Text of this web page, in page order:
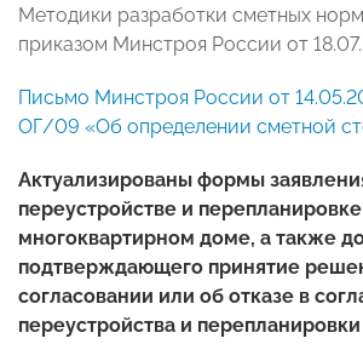
Методики разработки сметных
приказом Минстроя России от
Письмо Минстроя России от
ОГ/09 «Об определении сметной
Актуализированы формы
переустройстве и
многоквартирном доме, а также
подтверждающего принятие
согласовании или об отказе в
переустройства и перепланировки